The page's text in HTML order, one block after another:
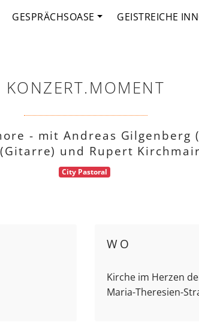
GESPRÄCHSOASE GEISTREICHE
KONZERT.MOMENT
- mit Andreas Gilgenberg
und Rupert
City Pastoral
WO
Kirche im Herzen
Maria-Theresien-